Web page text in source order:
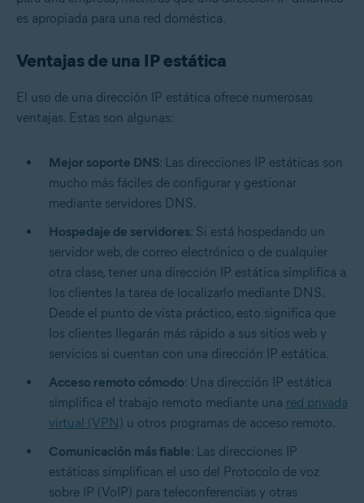
es apropiada para una red doméstica.
Ventajas de una IP estática
El uso de una dirección IP estática ofrece numerosas
ventajas. Estas son algunas:
Mejor soporte DNS: Las direcciones IP estáticas son
mucho más fáciles de configurar y gestionar
mediante servidores DNS.
Hospedaje de servidores: Si está hospedando un
servidor web, de correo electrónico o de cualquier
otra clase, tener una dirección IP estática simplifica a
los clientes la tarea de localizarlo mediante DNS.
Desde el punto de vista práctico, esto significa que
los clientes llegarán más rápido a sus sitios web y
servicios si cuentan con una dirección IP estática.
Acceso remoto cómodo: Una dirección IP estática
simplifica el trabajo remoto mediante una red privada
virtual (VPN) u otros programas de acceso remoto.
Comunicación más fiable: Las direcciones IP
estáticas simplifican el uso del Protocolo de voz
sobre IP (VoIP) para teleconferencias y otras